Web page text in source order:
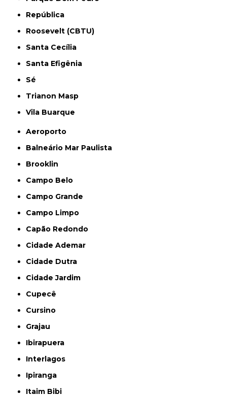
República
Roosevelt (CBTU)
Santa Cecília
Santa Efigênia
Sé
Trianon Masp
Vila Buarque
Aeroporto
Balneário Mar Paulista
Brooklin
Campo Belo
Campo Grande
Campo Limpo
Capão Redondo
Cidade Ademar
Cidade Dutra
Cidade Jardim
Cupecê
Cursino
Grajau
Ibirapuera
Interlagos
Ipiranga
Itaim Bibi